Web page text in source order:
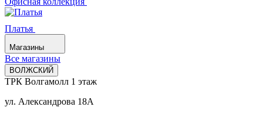
Платья
Магазины
Все магазины
ВОЛЖСКИЙ
ТРК Волгамолл 1 этаж
ул. Александрова 18А